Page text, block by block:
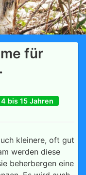
für
bis 15 Jahren
kleinere, oft gut
werden diese
beherbergen eine